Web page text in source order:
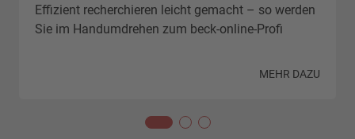
Effizient recherchieren leicht gemacht – so werden
Sie im Handumdrehen zum beck-online-Profi
MEHR DAZU